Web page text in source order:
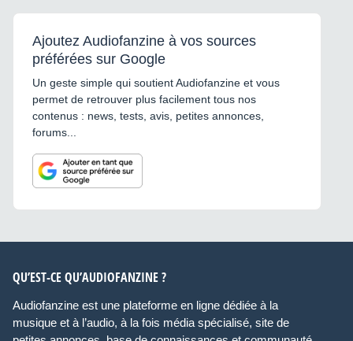
Ajoutez Audiofanzine à vos sources
préférées sur Google
Un geste simple qui soutient Audiofanzine et vous
permet de retrouver plus facilement tous nos
contenus : news, tests, avis, petites annonces,
forums...
QU’EST-CE QU’AUDIOFANZINE ?
Audiofanzine est une plateforme en ligne dédiée à la
musique et à l’audio, à la fois média spécialisé, site de